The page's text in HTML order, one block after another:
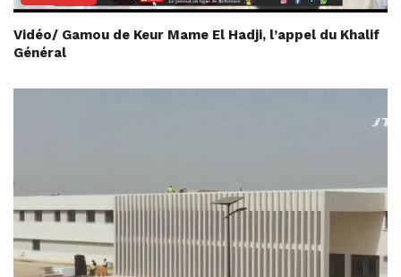
Vidéo/ Gamou de Keur Mame El Hadji, l’appel du Khalif
Général